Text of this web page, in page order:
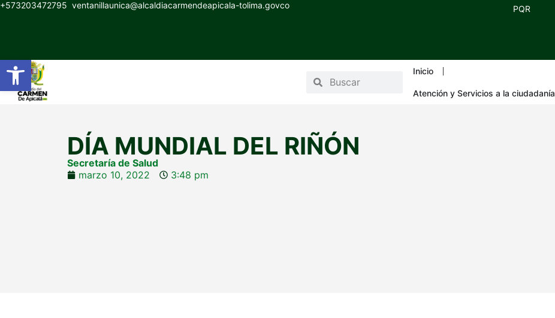
Abrir barra de herramientas
+573203472795 ventanillaunica@alcaldiacarmendeapicala-tolima.govco PQR
Inicio
Atención y Servicios a la ciudadanía
DÍA MUNDIAL DEL RIÑÓN
Secretaría de Salud
marzo 10, 2022
3:48 pm